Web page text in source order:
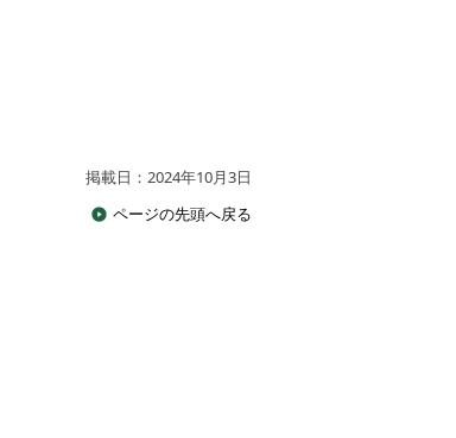
掲載日：2024年10月3日
ページの先頭へ戻る